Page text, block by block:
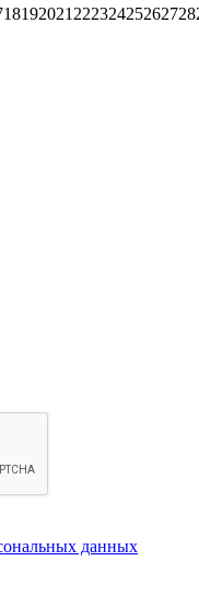
18192021 22232425262728
данных